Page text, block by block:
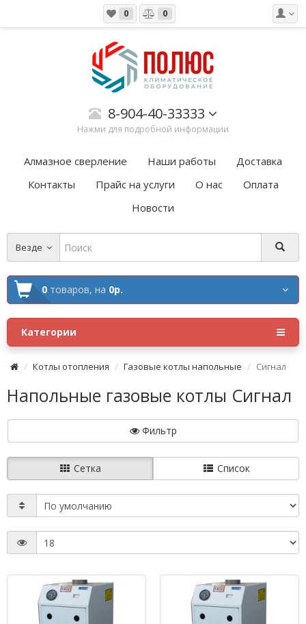
0 0
8-904-40-33333
Нажми для подробной информации
Алмазное сверление Наши работы
Доставка
Контакты
Прайс на услуги О нас
Оплата
Новости
Везде
0 товаров, на 0р.
Категории
Котлы отопления Газовые котлы напольные Сигнал
Напольные газовые котлы Сигнал
Фильтр
Сетка Список